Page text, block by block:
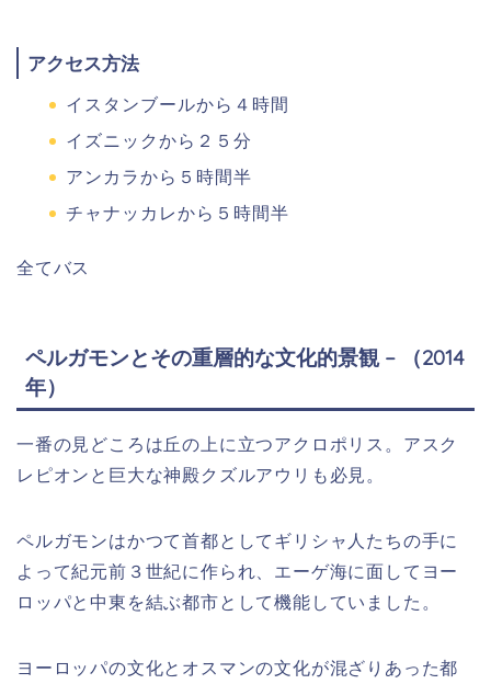
アクセス方法
イスタンブールから４時間
イズニックから２５分
アンカラから５時間半
チャナッカレから５時間半
全てバス
ペルガモンとその重層的な文化的景観 – （2014
年）
一番の見どころは丘の上に立つアクロポリス。アスク
レピオンと巨大な神殿クズルアウリも必見。
ペルガモンはかつて首都としてギリシャ人たちの手に
よって紀元前３世紀に作られ、エーゲ海に面してヨー
ロッパと中東を結ぶ都市として機能していました。
ヨーロッパの文化とオスマンの文化が混ざりあった都